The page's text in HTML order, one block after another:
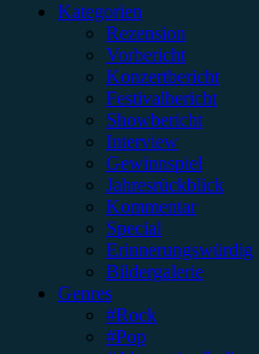
Kategorien
Rezension
Vorbericht
Konzertbericht
Festivalbericht
Showbericht
Interview
Gewinnspiel
Jahresrückblick
Kommentar
Special
Erinnerungswürdig
Bildergalerie
Genres
#Rock
#Pop